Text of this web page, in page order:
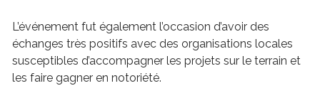
L’événement fut également l’occasion d’avoir des
échanges très positifs avec des organisations locales
susceptibles d’accompagner les projets sur le terrain et
les faire gagner en notoriété.